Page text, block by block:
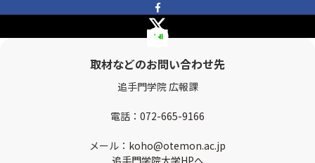
OTEMON VIEWについて
取材などのお問い合わせ先
追手門学院 広報課
電話： 072-665-9166
メール： koho@otemon.ac.jp
追手門学院大学HPへ